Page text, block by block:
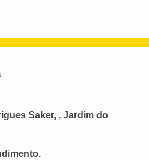
Saker, , Jardim do